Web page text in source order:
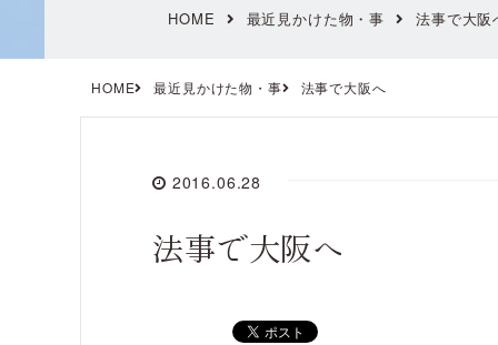
HOME 最近見かけた物・事 法事で大阪
HOME 最近見かけた物・事 法事で大阪へ
2016.06.28
法事で大阪へ